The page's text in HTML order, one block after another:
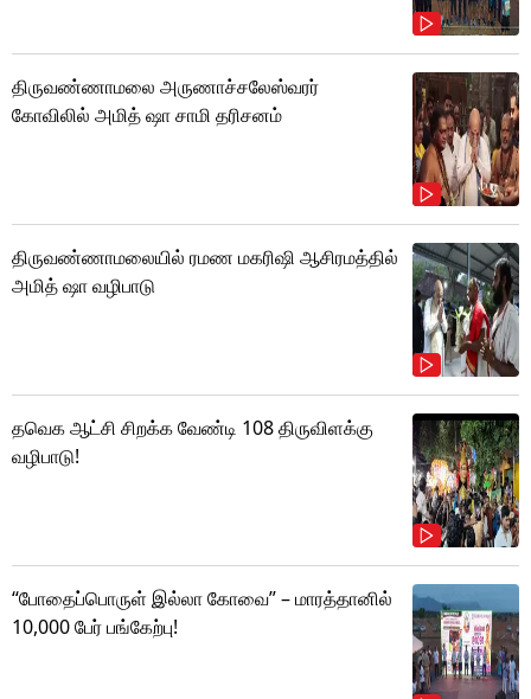
திருவண்ணாமலை அருணாச்சலேஸ்வரர்
கோவிலில் அமித் ஷா சாமி தரிசனம்
திருவண்ணாமலையில் ரமண மகரிஷி ஆசிரமத்தில்
அமித் ஷா வழிபாடு
தவெக ஆட்சி சிறக்க வேண்டி 108 திருவிளக்கு
வழிபாடு!
“போதைப்பொருள் இல்லா கோவை” – மாரத்தானில்
10,000 பேர் பங்கேற்பு!